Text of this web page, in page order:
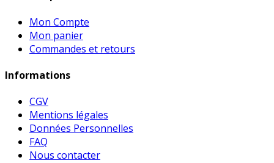
Mon Compte
Mon panier
Commandes et retours
Informations
CGV
Mentions légales
Données Personnelles
FAQ
Nous contacter